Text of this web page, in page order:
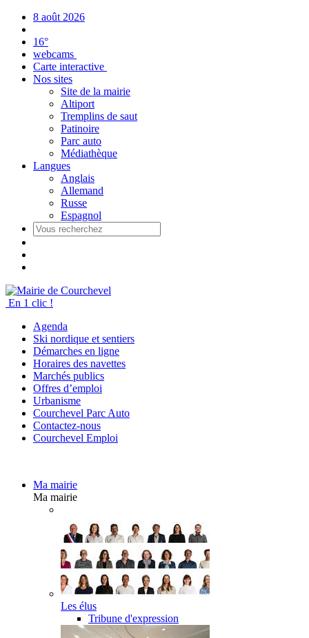
8 août 2026
16°
webcams
Carte interactive
Nos sites
Site de la mairie
Altiport
Tremplins de saut
Patinoire
Parc auto
Médiathèque
Langues
Anglais
Allemand
Russe
Espagnol
En 1 clic !
Agenda
Ski nordique et sentiers
Démarches en ligne
Horaires des navettes
Marchés publics
Offres d’emploi
Urbanisme
Courchevel Parc Auto
Contactez-nous
Courchevel Emploi
Ma mairie
Ma mairie
Les élus
Tribune d'expression